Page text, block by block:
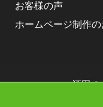
お客様の声
ホームページ制作
酒田の
株